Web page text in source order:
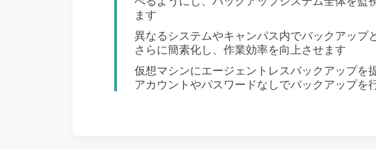
ます
異なるシステムやキャンパス内でバックアップ
さらに簡素化し、作業効率を向上させます
仮想マシンにエージェントレスバックアップを
アカウントやパスワードなしでバックアップを